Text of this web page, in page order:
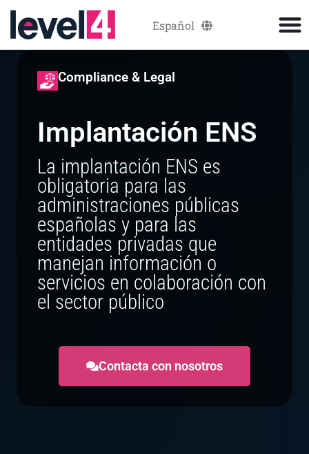
Español
Català
Compliance & Legal
Implantación ENS
La implantación ENS es
obligatoria para las
administraciones públicas
españolas y para las
entidades privadas que
manejan información o
servicios en colaboración con
el sector público
Contacta con nosotros